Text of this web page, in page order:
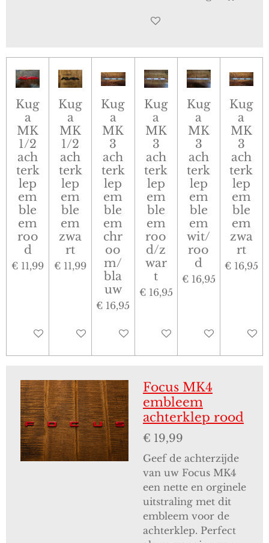
Kug
a
MK
1/2
ach
terk
lep
em
ble
em
roo
d
€ 11,99
In winkelwagen
Kug
a
MK
1/2
ach
terk
lep
em
ble
em
zwa
rt
€ 11,99
In winkelwagen
Kug
a
MK
3
ach
terk
lep
em
ble
em
chr
oo
m/
bla
uw
€ 16,95
In winkelwagen
Kug
a
MK
3
ach
terk
lep
em
ble
em
roo
d/z
war
t
€ 16,95
In winkelwagen
Kug
a
MK
3
ach
terk
lep
em
ble
em
wit/
roo
d
€ 16,95
In winkelwagen
Kug
a
MK
3
ach
terk
lep
em
ble
em
zwa
rt
€ 16,95
In
Focus MK4
embleem
achterklep rood
€ 19,99
Geef de achterzijde
van uw Focus MK4
een nette en orginele
uitstraling met dit
embleem voor de
achterklep. Perfect